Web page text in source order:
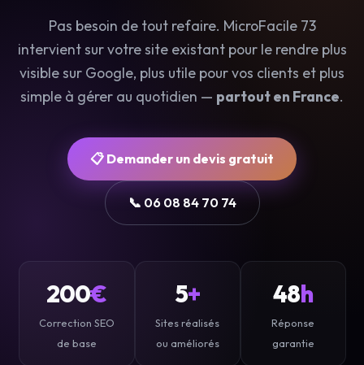
Pas besoin de tout refaire. MicroFacile 73
intervient sur votre site existant pour le rendre plus
visible sur Google, plus utile pour vos clients et plus
simple à gérer au quotidien — partout en France.
📋 Demander un devis gratuit
📞 06 08 84 70 74
200€
Correction SEO
de base
5+
Sites réalisés
ou améliorés
48h
Réponse
garantie